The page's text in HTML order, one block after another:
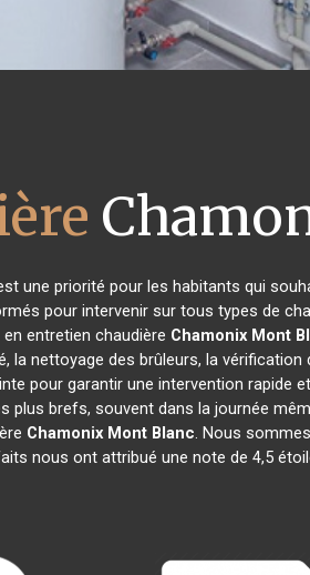
une priorité pour les habitants qui
pour intervenir sur tous types de
entretien chaudière Chamonix Mont
nettoyage des brûleurs, la
pour garantir une intervention rapide
plus brefs, souvent dans la journée
Chamonix Mont Blanc. Nous
nous ont attribué une note de 4,5